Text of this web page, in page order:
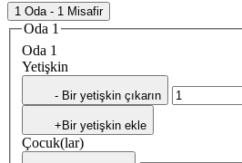
1 Oda - 1 Misafir
Oda 1
Oda 1
Yetişkin
- Bir yetişkin çıkarın
+Bir yetişkin ekle
Çocuk(lar)